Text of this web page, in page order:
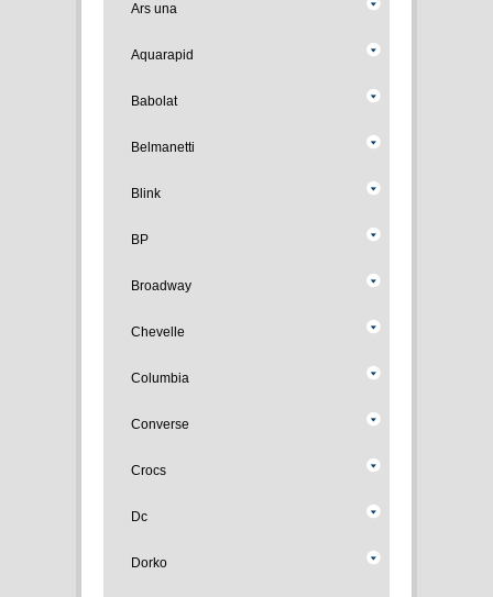
Ars una
Aquarapid
Babolat
Belmanetti
Blink
BP
Broadway
Chevelle
Columbia
Converse
Crocs
Dc
Dorko